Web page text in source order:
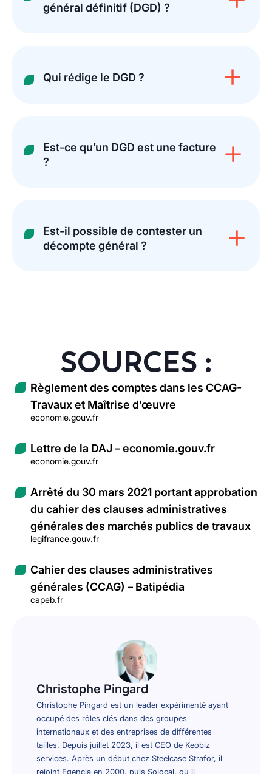
général définitif (DGD) ?
Qui rédige le DGD ?
Est-ce qu’un DGD est une facture
?
Est-il possible de contester un
décompte général ?
SOURCES :
Règlement des comptes dans les CCAG-
Travaux et Maîtrise d’œuvre
economie.gouv.fr
Lettre de la DAJ – economie.gouv.fr
economie.gouv.fr
Arrêté du 30 mars 2021 portant approbation
du cahier des clauses administratives
générales des marchés publics de travaux
legifrance.gouv.fr
Cahier des clauses administratives
générales (CCAG) – Batipédia
capeb.fr
Christophe Pingard
Christophe Pingard est un leader expérimenté ayant
occupé des rôles clés dans des groupes
internationaux et des entreprises de différentes
tailles. Depuis juillet 2023, il est CEO de Keobiz
services. Après un début chez Steelcase Strafor, il
rejoint Egencia en 2000, puis Solocal, où il